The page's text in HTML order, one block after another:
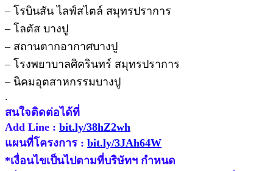
– โรบินสัน ไลฟ์สไตล์ สมุทรปราการ
– โลตัส บางปู
– สถานตากอากาศบางปู
– โรงพยาบาลศิครินทร์ สมุทรปราการ
– นิคมอุตสาหกรรมบางปู
.
สนใจติดต่อได้ที่
Add Line : bit.ly/38hZ2wh
แผนที่โครงการ : bit.ly/3JAh64W
*เงื่อนไขเป็นไปตามที่บริษัทฯ กำหนด